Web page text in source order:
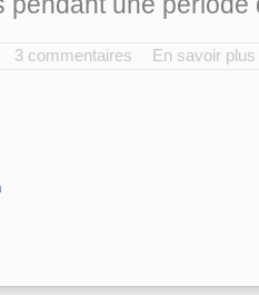
3 commentaires En savoir plus